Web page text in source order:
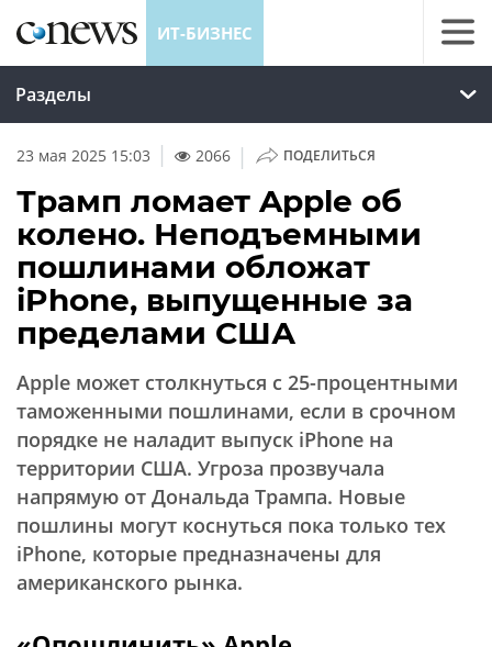
ИТ-БИЗНЕС
Разделы
23 мая 2025 15:03 2066 | ПОДЕЛИТЬСЯ
Трамп ломает Apple об
колено. Неподъемными
пошлинами обложат
iPhone, выпущенные за
пределами США
Apple может столкнуться с 25-процентными
таможенными пошлинами, если в срочном
порядке не наладит выпуск iPhone на
территории США. Угроза прозвучала
напрямую от Дональда Трампа. Новые
пошлины могут коснуться пока только тех
iPhone, которые предназначены для
американского рынка.